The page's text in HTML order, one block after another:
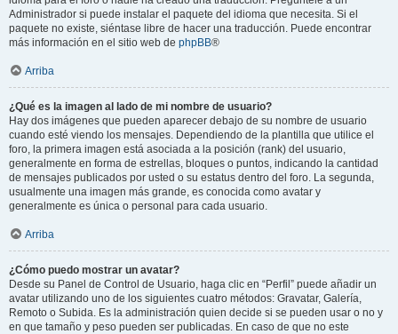
Administrador si puede instalar el paquete del idioma que necesita. Si el
paquete no existe, siéntase libre de hacer una traducción. Puede encontrar
más información en el sitio web de phpBB®
Arriba
¿Qué es la imagen al lado de mi nombre de usuario?
Hay dos imágenes que pueden aparecer debajo de su nombre de usuario
cuando esté viendo los mensajes. Dependiendo de la plantilla que utilice el
foro, la primera imagen está asociada a la posición (rank) del usuario,
generalmente en forma de estrellas, bloques o puntos, indicando la cantidad
de mensajes publicados por usted o su estatus dentro del foro. La segunda,
usualmente una imagen más grande, es conocida como avatar y
generalmente es única o personal para cada usuario.
Arriba
¿Cómo puedo mostrar un avatar?
Desde su Panel de Control de Usuario, haga clic en “Perfil” puede añadir un
avatar utilizando uno de los siguientes cuatro métodos: Gravatar, Galería,
Remoto o Subida. Es la administración quien decide si se pueden usar o no y
en que tamaño y peso pueden ser publicadas. En caso de que no este